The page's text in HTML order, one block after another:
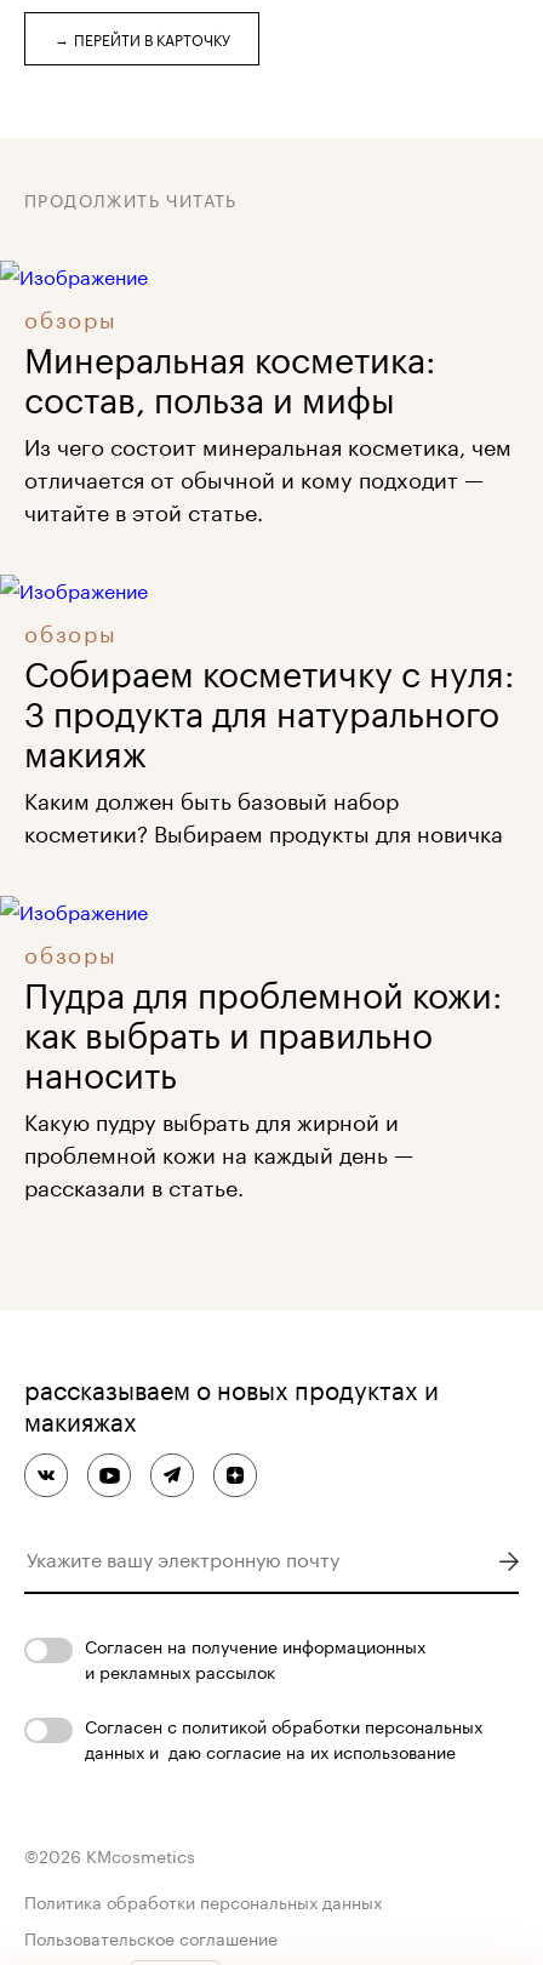
→ ПЕРЕЙТИ В КАРТОЧКУ
ПРОДОЛЖИТЬ ЧИТАТЬ
обзоры
Минеральная косметика:
состав, польза и мифы
Из чего состоит минеральная косметика, чем
отличается от обычной и кому подходит —
читайте в этой статье.
обзоры
Собираем косметичку с нуля:
3 продукта для натурального
макияж
Каким должен быть базовый набор
косметики? Выбираем продукты для новичка
обзоры
Пудра для проблемной кожи:
как выбрать и правильно
наносить
Какую пудру выбрать для жирной и
проблемной кожи на каждый день —
рассказали в статье.
рассказываем о новых продуктах и
макияжах
Согласен на получение информационных
и рекламных рассылок
Согласен с политикой обработки персональных
данных и даю согласие на их использование
©2026 KMcosmetics
Политика обработки персональных данных
Пользовательское соглашение